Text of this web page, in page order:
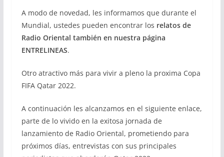
A modo de novedad, les informamos que durante el
Mundial, ustedes pueden encontrar los relatos de
Radio Oriental también en nuestra página
ENTRELINEAS.
Otro atractivo más para vivir a pleno la proxima Copa
FIFA Qatar 2022.
A continuación les alcanzamos en el siguiente enlace,
parte de lo vivido en la exitosa jornada de
lanzamiento de Radio Oriental, prometiendo para
próximos días, entrevistas con sus principales